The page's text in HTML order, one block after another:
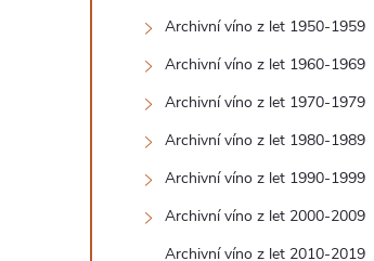
Archivní víno z let 1950-1959
Archivní víno z let 1960-1969
Archivní víno z let 1970-1979
Archivní víno z let 1980-1989
Archivní víno z let 1990-1999
Archivní víno z let 2000-2009
Archivní víno z let 2010-2019